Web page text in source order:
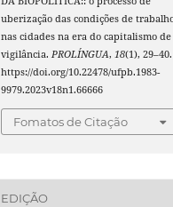
uberização das condições de
nas cidades na era do capitalismo de
vigilância.PROLÍNGUA,18(1), 29–40.
https://doi.org/10.22478/ufpb.1983-
9979.2023v18n1.66666
Fomatos de Citação
EDIÇÃO